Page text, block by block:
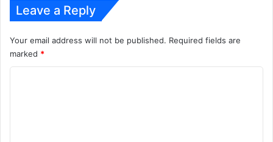
Leave a Reply
Your email address will not be published. Required fields are
marked *